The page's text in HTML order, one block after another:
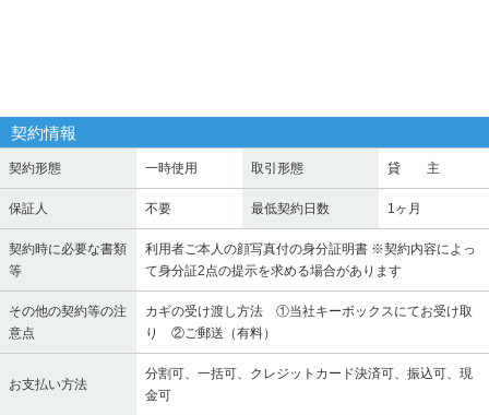
契約情報
契約形態 一時使用 取引形態 貸 主
保証人 不要 最低契約日数 1ヶ月
契約時に必要な書類
等
利用者ご本人の顔写真付の身分証明書 ※契約内容によっ
て身分証2点の提示を求める場合があります
その他の契約等の注
意点
カギの受け渡し方法 ①当社キーボックスにてお受け取
り ②ご郵送（有料）
お支払い方法
分割可、一括可、クレジットカード決済可、振込可、現
金可